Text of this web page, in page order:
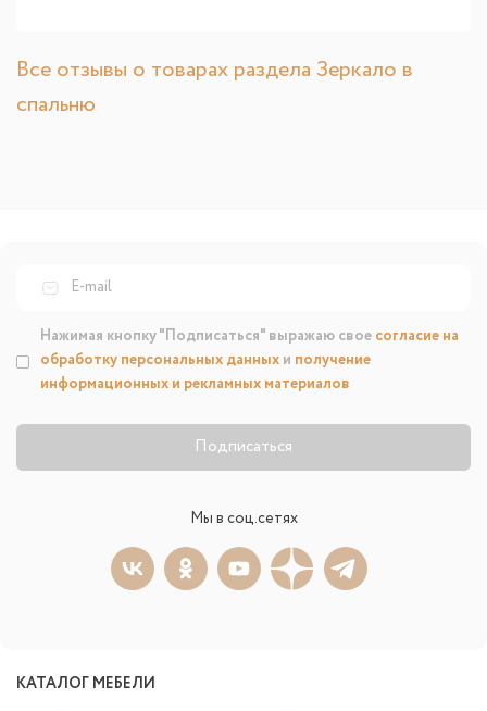
Все отзывы о товарах раздела Зеркало в
спальню
Подписаться
Нажимая кнопку "Подписаться" выражаю свое согласие на
обработку персональных данных и получение
информационных и рекламных материалов
Мы в соц.сетях
КАТАЛОГ МЕБЕЛИ